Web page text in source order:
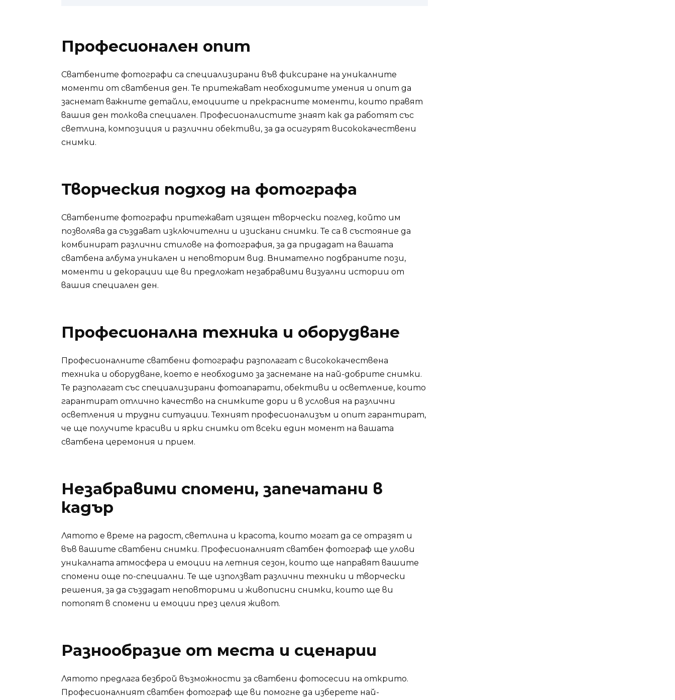
Професионален опит
Сватбените фотографи са специализирани във фиксиране на уникалните
моменти от сватбения ден. Те притежават необходимите умения и опит да
заснемат важните детайли, емоциите и прекрасните моменти, които правят
вашия ден толкова специален. Професионалистите знаят как да работят със
светлина, композиция и различни обективи, за да осигурят висококачествени
снимки.
Творческия подход на фотографа
Сватбените фотографи притежават изящен творчески поглед, който им
позволява да създават изключителни и изискани снимки. Те са в състояние да
комбинират различни стилове на фотография, за да придадат на вашата
сватбена албума уникален и неповторим вид. Внимателно подбраните пози,
моменти и декорации ще ви предложат незабравими визуални истории от
вашия специален ден.
Професионална техника и оборудване
Професионалните сватбени фотографи разполагат с висококачествена
техника и оборудване, което е необходимо за заснемане на най-добрите снимки.
Те разполагат със специализирани фотоапарати, обективи и осветление, които
гарантират отлично качество на снимките дори и в условия на различни
осветления и трудни ситуации. Техният професионализъм и опит гарантират,
че ще получите красиви и ярки снимки от всеки един момент на вашата
сватбена церемония и прием.
Незабравими спомени, запечатани в
кадър
Лятото е време на радост, светлина и красота, които могат да се отразят и
във вашите сватбени снимки. Професионалният сватбен фотограф ще улови
уникалната атмосфера и емоции на летния сезон, които ще направят вашите
спомени още по-специални. Те ще използват различни техники и творчески
решения, за да създадат неповторими и живописни снимки, които ще ви
потопят в спомени и емоции през целия живот.
Разнообразие от места и сценарии
Лятото предлага безброй възможности за сватбени фотосесии на открито.
Професионалният сватбен фотограф ще ви помогне да изберете най-